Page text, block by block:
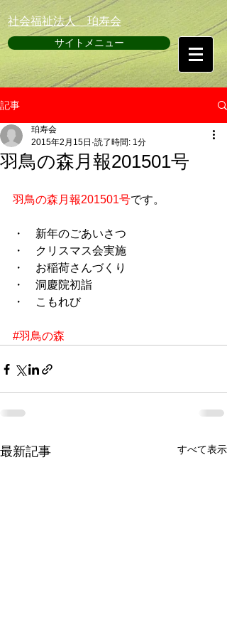
​社会福祉法人 珀寿会
サイトメニュー
記事
羽鳥の森月報201501号
珀寿会
2015年2月15日 読了時間: 1分
羽鳥の森月報201501号です。
・　新年のごあいさつ
・　クリスマス会実施
・　お稲荷さんづくり
・　洞慶院初詣
・　こもれび
#羽鳥の森
最新記事 すべて表示